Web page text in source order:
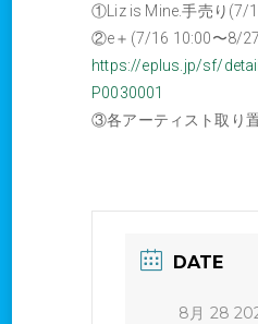
①Liz is Mine.手売り(7/
②e＋(7/16 10:00〜8/
https://eplus.jp/sf/
P0030001
③各アーティスト取り
DATE
8月 28